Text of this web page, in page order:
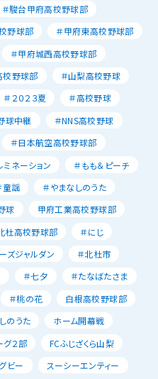
＃駿台甲府高校野球部
野球部
＃甲府東高校野球部
＃甲府城西高校野球部
校野球部
＃山梨高校野球
＃２０２３夏
＃高校野球
球中継
＃NNS高校野球
＃日本航空高校野球部
ミネーション
＃もも＆ピーチ
童謡
＃やまなしのうた
球
甲府工業高校野球部
杜高校野球部
＃にじ
ズジャルダン
＃北杜市
＃七夕
＃たなばたさま
＃桃の花
白根高校野球部
のうた
ホーム開幕戦
グ２部
FCふじざくら山梨
ビー
スーシーエンティー